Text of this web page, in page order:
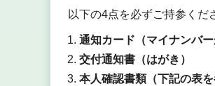
以下の4点を必ずご持参くだ
通知カード（マイナンバ
交付通知書（はがき）
本人確認書類（下記の表を